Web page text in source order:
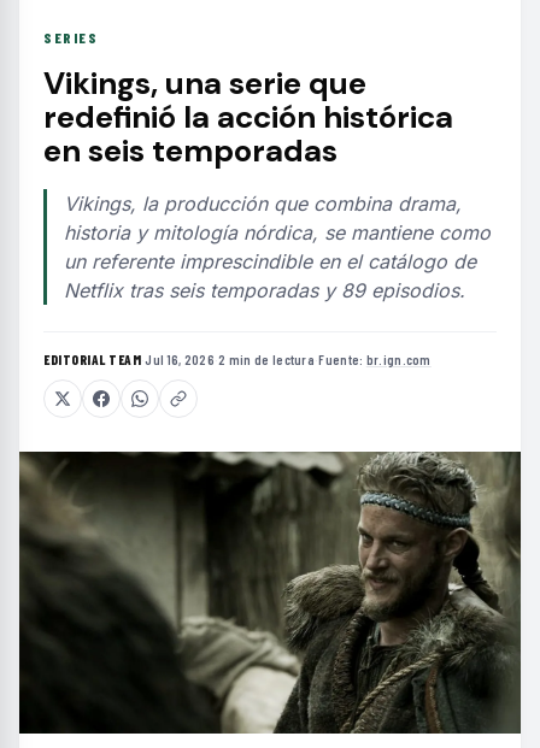
SERIES
Vikings, una serie que
redefinió la acción histórica
en seis temporadas
Vikings, la producción que combina drama,
historia y mitología nórdica, se mantiene como
un referente imprescindible en el catálogo de
Netflix tras seis temporadas y 89 episodios.
EDITORIAL TEAM·Jul 16, 2026·2 min de lectura·Fuente: br.ign.com